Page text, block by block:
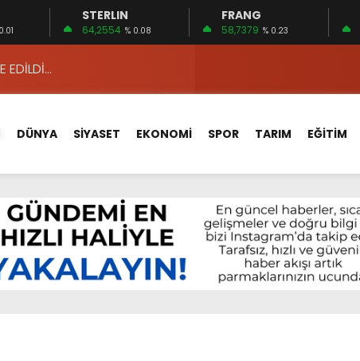
STERLIN
64,2554 % 0.08
FRANG
58,7379 % 0.23
EDİLDİ…
UYGUN MU?
MECLİSTE KONUŞULDU
KONUŞTUK
İÇİN SAHADA
BOĞULMALARI ÖNLEMEK İÇİN GÖRÜŞTÜLER…
SAĞLIĞI!
AYLIĞININ 40 BİN LİRA OLMASINI İSTİYOR!
15 FİRMA
DÜNYA SİYASET EKONOMİ SPOR TARIM EĞİTİM